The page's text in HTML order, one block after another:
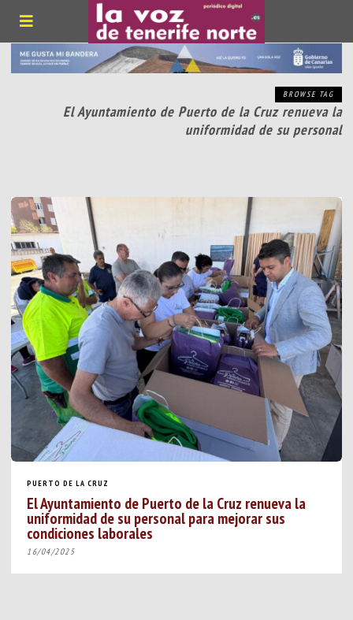
BROWSE TAG
El Ayuntamiento de Puerto de la Cruz renueva la
uniformidad de su personal
PUERTO DE LA CRUZ
El Ayuntamiento de Puerto de la Cruz renueva la
uniformidad de su personal para mejorar sus
condiciones laborales
16/04/2025